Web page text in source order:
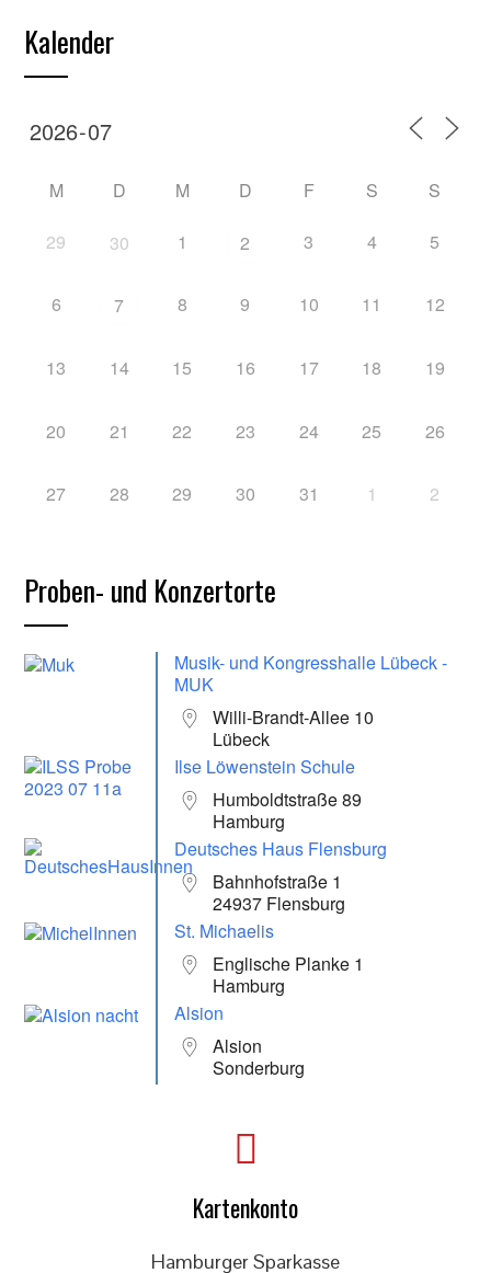
Kalender
M D M D F S S
29 30 1 2 3 4 5
6 7 8 9 10 11 12
13 14 15 16 17 18 19
20 21 22 23 24 25 26
27 28 29 30 31 1 2
Proben- und Konzertorte
Musik- und Kongresshalle Lübeck -
MUK
Willi-Brandt-Allee 10
Lübeck
Ilse Löwenstein Schule
Humboldtstraße 89
Hamburg
Deutsches Haus Flensburg
Bahnhofstraße 1
24937 Flensburg
St. Michaelis
Englische Planke 1
Hamburg
Alsion
Alsion
Sonderburg
Kartenkonto
Hamburger Sparkasse